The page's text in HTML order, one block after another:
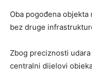
Oba pogođena objekta
bez druge
Zbog preciznosti
centralni dijelovi